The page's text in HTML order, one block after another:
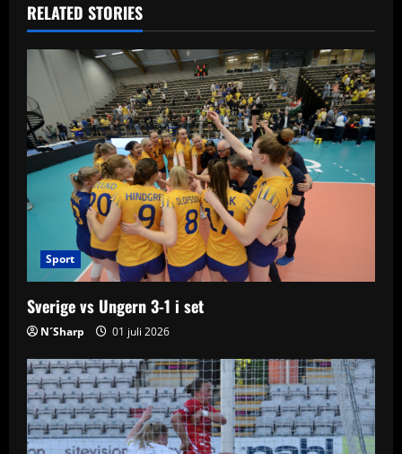
a
v
i
g
a
t
o
n
RELATED STORIES
Sport
Sverige vs Ungern 3-1 i set
N´Sharp 01 juli 2026